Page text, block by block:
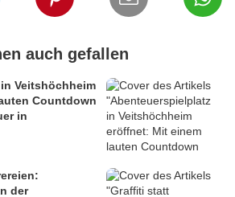
auch gefallen
Veitshöchheim
Countdown
in
der